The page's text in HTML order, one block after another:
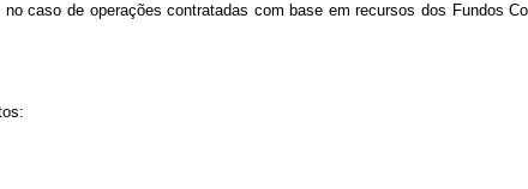
caso de operações contratadas com base em recursos dos Fundos